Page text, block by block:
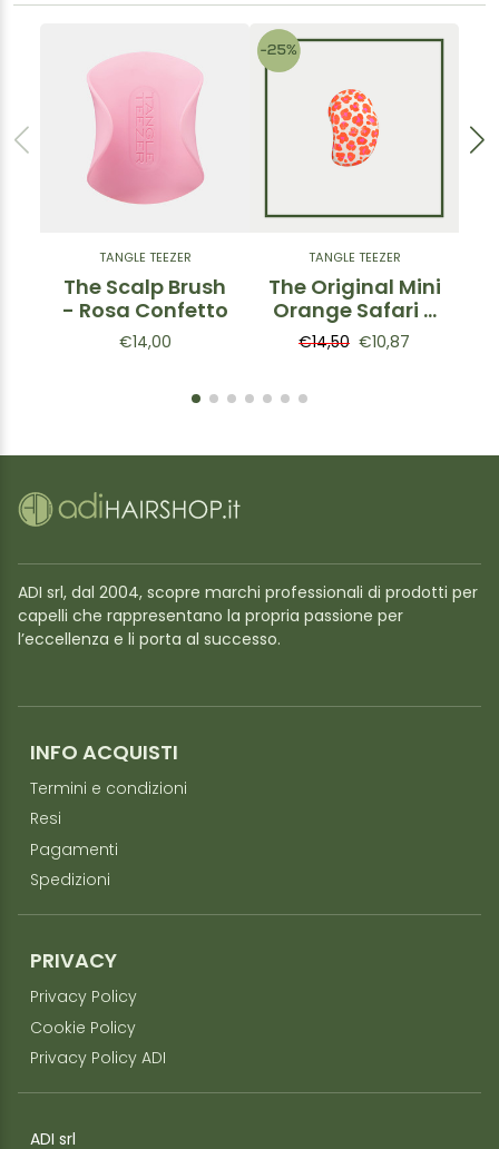
TANGLE TEEZER
The Scalp Brush
- Rosa Confetto
€14,00
TANGLE TEEZER
The Original Mini
Orange Safari -
Spazzola
€14,50 €10,87
ADI srl, dal 2004, scopre marchi professionali di prodotti per
capelli che rappresentano la propria passione per
l’eccellenza e li porta al successo.
INFO ACQUISTI
Termini e condizioni
Resi
Pagamenti
Spedizioni
PRIVACY
Privacy Policy
Cookie Policy
Privacy Policy ADI
ADI srl